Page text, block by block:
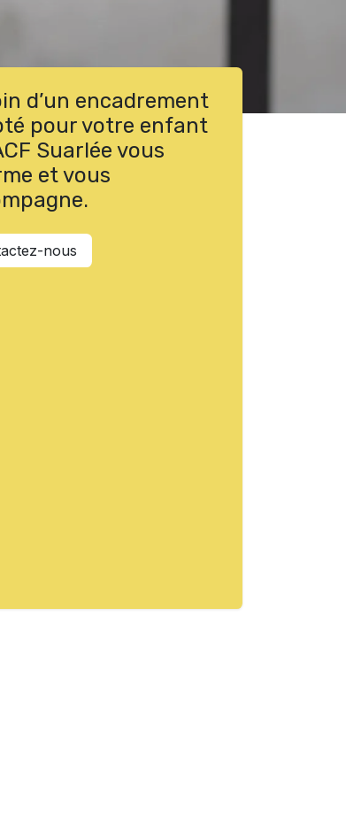
d’un encadrement
pour votre enfant
Suarlée vous
et vous
nous​​